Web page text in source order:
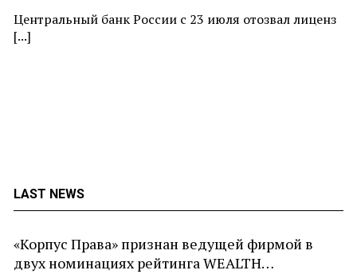
LAST NEWS
«Корпус Права» признан ведущей фирмой в
двух номинациях рейтинга WEALTH…
Центральный банк России с 23 июля отозвал лиценз
[...]